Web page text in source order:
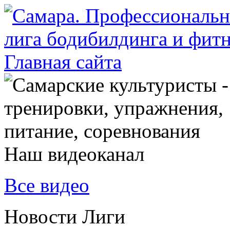
Наш видеоканал
Все видео
Новости Лиги